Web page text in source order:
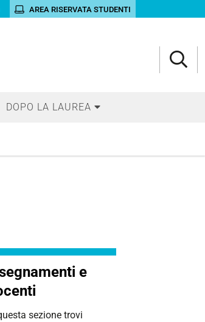
AREA RISERVATA STUDENTI
DOPO LA LAUREA
e
sezione trovi